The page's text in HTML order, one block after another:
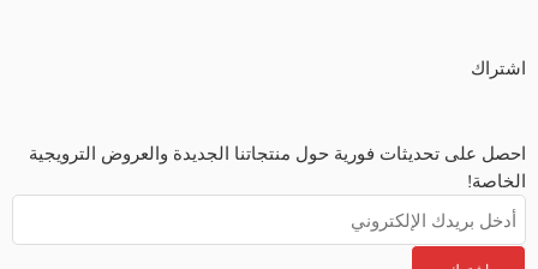
اشتراك
احصل على تحديثات فورية حول منتجاتنا الجديدة والعروض الترويجية
الخاصة!